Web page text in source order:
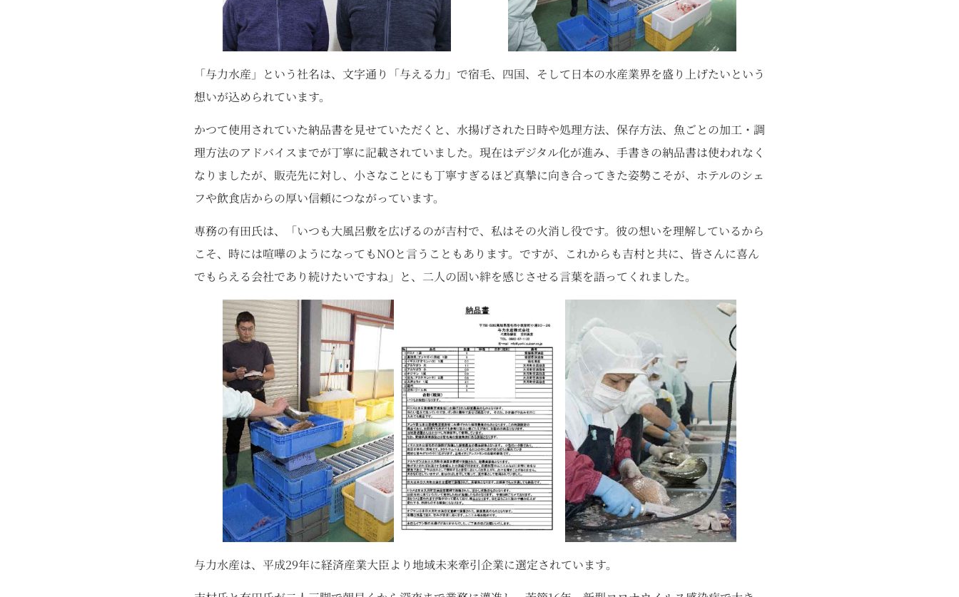
「与力水産」という社名は、文字通り「与える力」で宿毛、四国、そして日本の水産業界を盛り上げたいという
想いが込められています。
かつて使用されていた納品書を見せていただくと、水揚げされた日時や処理方法、保存方法、魚ごとの加工・調
理方法のアドバイスまでが丁寧に記載されていました。現在はデジタル化が進み、手書きの納品書は使われなく
なりましたが、販売先に対し、小さなことにも丁寧すぎるほど真摯に向き合ってきた姿勢こそが、ホテルのシェ
フや飲食店からの厚い信頼につながっています。
専務の有田氏は、「いつも大風呂敷を広げるのが吉村で、私はその火消し役です。彼の想いを理解しているから
こそ、時には喧嘩のようになってもNOと言うこともあります。ですが、これからも吉村と共に、皆さんに喜ん
でもらえる会社であり続けたいですね」と、二人の固い絆を感じさせる言葉を語ってくれました。
与力水産は、平成29年に経済産業大臣より地域未来牽引企業に選定されています。